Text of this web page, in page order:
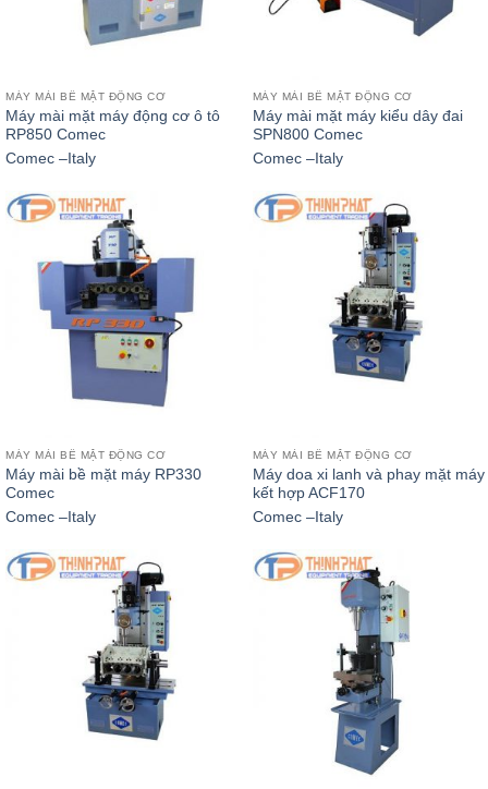
MÁY MÀI BỀ MẶT ĐỘNG CƠ
Máy mài mặt máy động cơ ô tô
RP850 Comec
Comec –Italy
MÁY MÀI BỀ MẶT ĐỘNG CƠ
Máy mài mặt máy kiểu dây đai
SPN800 Comec
Comec –Italy
MÁY MÀI BỀ MẶT ĐỘNG CƠ
Máy mài bề mặt máy RP330
Comec
Comec –Italy
MÁY MÀI BỀ MẶT ĐỘNG CƠ
Máy doa xi lanh và phay mặt máy
kết hợp ACF170
Comec –Italy